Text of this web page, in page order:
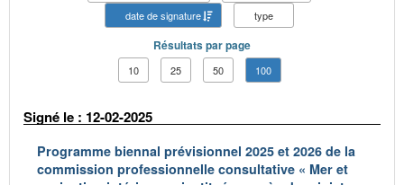
date de signature
type
Résultats par page
10 25 50 100
Signé le : 12-02-2025
Programme biennal prévisionnel 2025 et 2026 de la
commission professionnelle consultative « Mer et